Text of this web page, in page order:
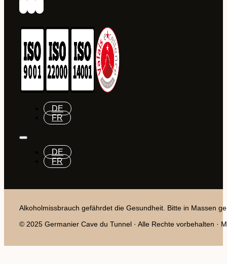
DE
FR
DE
FR
Alkoholmissbrauch gefährdet die Gesundheit. Bitte in Massen
© 2025 Germanier Cave du Tunnel · Alle Rechte vorbehalten ·